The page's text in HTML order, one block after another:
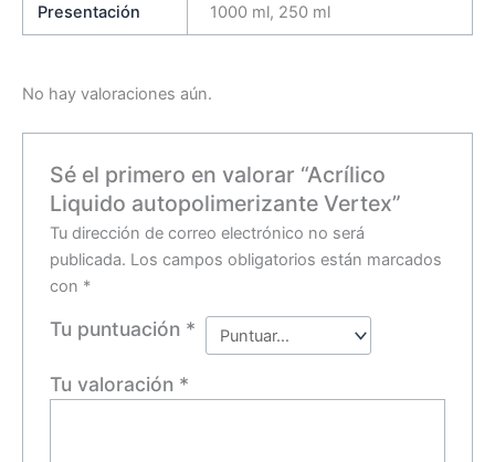
Presentación 1000 ml, 250 ml
No hay valoraciones aún.
Sé el primero en valorar “Acrílico
Liquido autopolimerizante Vertex”
Tu dirección de correo electrónico no será
publicada. Los campos obligatorios están marcados
con *
Tu puntuación *
Tu valoración *